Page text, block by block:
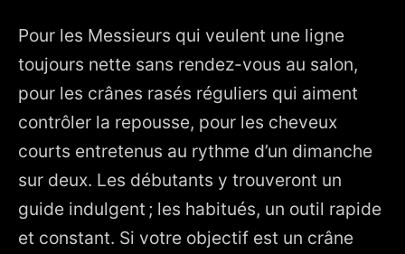
Pour les Messieurs qui veulent une ligne
toujours nette sans rendez-vous au salon,
pour les crânes rasés réguliers qui aiment
contrôler la repousse, pour les cheveux
courts entretenus au rythme d’un dimanche
sur deux. Les débutants y trouveront un
guide indulgent ; les habitués, un outil rapide
et constant. Si votre objectif est un crâne